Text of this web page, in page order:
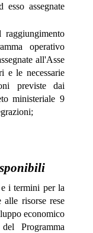
assegnate
operativo
all'Asse
le necessarie
previste dai
ministeriale 9
i termini per la
alle risorse rese
economico
Programma